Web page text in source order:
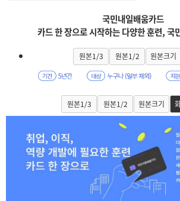
국민내일배움카드
카드 한 장으로 시작하는 다양한 훈련, 국
원본1/3 원본1/2 원본크기
원본1/3 원본1/2 원본크기